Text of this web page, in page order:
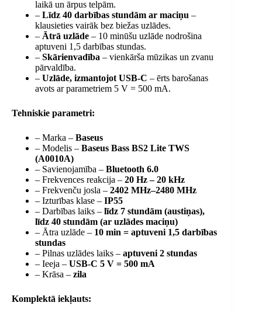
laikā un ārpus telpām.
– Līdz 40 darbības stundām ar maciņu –
klausieties vairāk bez biežas uzlādes.
– Ātrā uzlāde – 10 minūšu uzlāde nodrošina
aptuveni 1,5 darbības stundas.
– Skārienvadība – vienkārša mūzikas un zvanu
pārvaldība.
– Uzlāde, izmantojot USB-C – ērts barošanas
avots ar parametriem 5 V = 500 mA.
Tehniskie parametri:
– Marka – Baseus
– Modelis – Baseus Bass BS2 Lite TWS
(A0010A)
– Savienojamība – Bluetooth 6.0
– Frekvences reakcija – 20 Hz – 20 kHz
– Frekvenču josla – 2402 MHz–2480 MHz
– Izturības klase – IP55
– Darbības laiks – līdz 7 stundām (austiņas),
līdz 40 stundām (ar uzlādes maciņu)
– Ātra uzlāde – 10 min = aptuveni 1,5 darbības
stundas
– Pilnas uzlādes laiks – aptuveni 2 stundas
– Ieeja – USB-C 5 V = 500 mA
– Krāsa – zila
Komplektā iekļauts: